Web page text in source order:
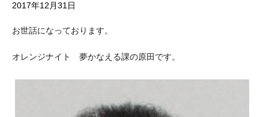
2017年12月31日
お世話になっております。
オレンジナイト 夢かなえる課の原田です。